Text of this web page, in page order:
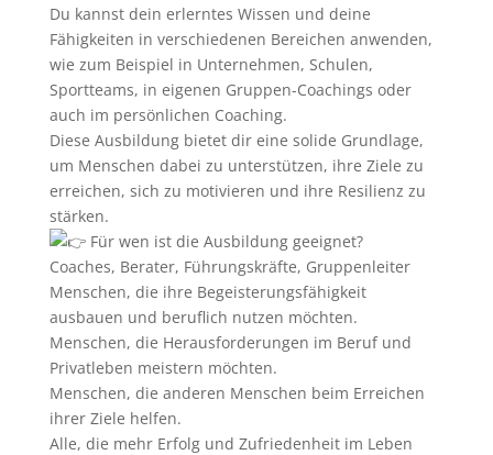
Du kannst dein erlerntes Wissen und deine
Fähigkeiten in verschiedenen Bereichen anwenden,
wie zum Beispiel in Unternehmen, Schulen,
Sportteams, in eigenen Gruppen-Coachings oder
auch im persönlichen Coaching.
Diese Ausbildung bietet dir eine solide Grundlage,
um Menschen dabei zu unterstützen, ihre Ziele zu
erreichen, sich zu motivieren und ihre Resilienz zu
stärken.
Für wen ist die Ausbildung geeignet?
Coaches, Berater, Führungskräfte, Gruppenleiter
Menschen, die ihre Begeisterungsfähigkeit
ausbauen und beruflich nutzen möchten.
Menschen, die Herausforderungen im Beruf und
Privatleben meistern möchten.
Menschen, die anderen Menschen beim Erreichen
ihrer Ziele helfen.
Alle, die mehr Erfolg und Zufriedenheit im Leben